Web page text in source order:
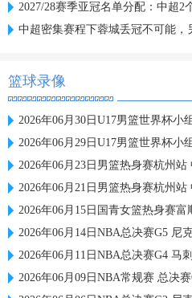
2027/28赛季亚冠名单分配：中超2
中超密集赛程下蓉城丢冠不可能，另
篮球录像
2026年06月30日U17男篮世界杯小组赛B组
2026年06月29日U17男篮世界杯小组赛B
2026年06月23日男篮热身赛杭州
2026年06月21日男篮热身赛杭州站
2026年06月15日国青女篮热身赛富顺站 中
2026年06月14日NBA总决赛G5 尼
2026年06月11日NBA总决赛G4 马
2026年06月09日NBA常规赛 总决